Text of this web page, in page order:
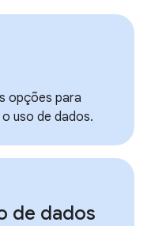
opções para
uso de dados.
de dados